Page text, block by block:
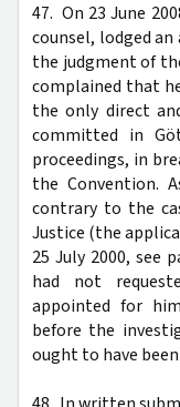
47. On 23 June
counsel, lodged
the judgment of
complained that
the only direct
committed in
proceedings, in
the Convention.
contrary to the
Justice (the
25 July 2000, see
had not
appointed for
before the
ought to have